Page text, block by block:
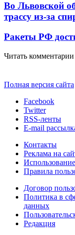
Во Львовской
трассу из-за
Ракеты РФ
Читать комментарии
Полная версия сайта
Facebook
Twitter
RSS-ленты
E-mail
Контакты
Реклама на
Правила
Договор
Политика в
данных
Редакция